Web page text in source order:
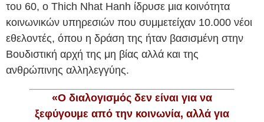
του 60, ο Thich Nhat Hanh ίδρυσε μια κοινότητα
κοινωνικών υπηρεσιών που συμμετείχαν 10.000 νέοι
εθελοντές, όπου η δράση της ήταν βασισμένη στην
Βουδιστική αρχή της μη βίας αλλά και της
ανθρώπινης αλληλεγγύης.
«Ο διαλογισμός δεν είναι για να
ξεφύγουμε από την κοινωνία, αλλά για